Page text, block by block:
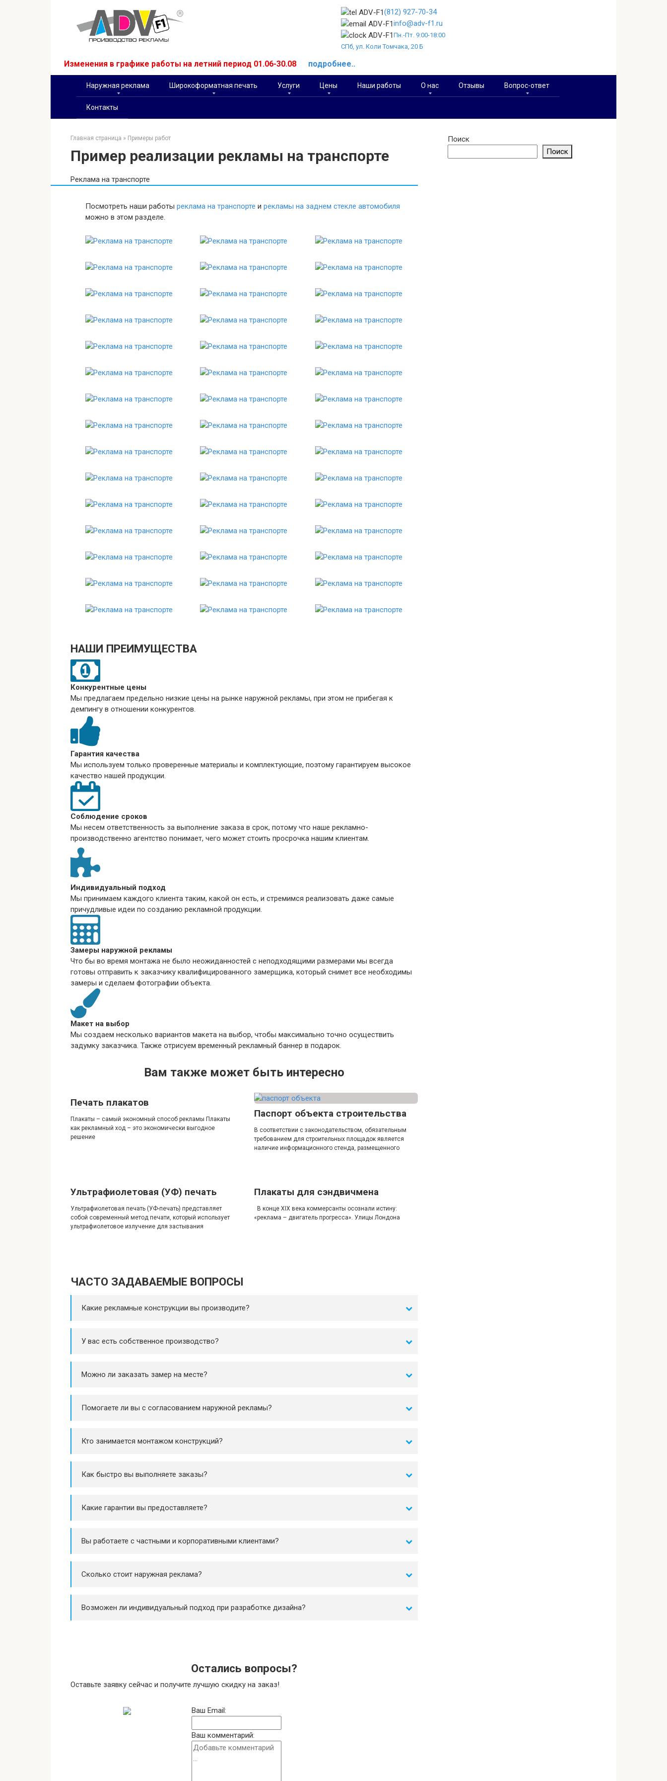
(812) 927-70-34
info@adv-f1.ru
Пн.-Пт. 9:00-18:00
СПб, ул. Коли Томчака, 20 Б
Изменения в графике работы на летний период 01.06-30.08 подробнее..
Наружная реклама Широкоформатная печать Услуги Цены Наши работы О нас Отзывы Вопрос-ответ
Контакты
Главная страница » Примеры работ
Пример реализации рекламы на транспорте
Реклама на транспорте
Посмотреть наши работы реклама на транспорте и рекламы на заднем стекле автомобиля
можно в этом разделе.
НАШИ ПРЕИМУЩЕСТВА
Конкурентные цены
Мы предлагаем предельно низкие цены на рынке наружной рекламы, при этом не прибегая к
демпингу в отношении конкурентов.
Гарантия качества
Мы используем только проверенные материалы и комплектующие, поэтому гарантируем высокое
качество нашей продукции.
Соблюдение сроков
Мы несем ответственность за выполнение заказа в срок, потому что наше рекламно-
производственно агентство понимает, чего может стоить просрочка нашим клиентам.
Индивидуальный подход
Мы принимаем каждого клиента таким, какой он есть, и стремимся реализовать даже самые
причудливые идеи по созданию рекламной продукции.
Замеры наружной рекламы
Что бы во время монтажа не было неожиданностей с неподходящими размерами мы всегда
готовы отправить к заказчику квалифицированного замерщика, который снимет все необходимы
замеры и сделаем фотографии объекта.
Макет на выбор
Мы создаем несколько вариантов макета на выбор, чтобы максимально точно осуществить
задумку заказчика. Также отрисуем временный рекламный баннер в подарок.
Вам также может быть интересно
Печать плакатов
Плакаты – самый экономный способ рекламы Плакаты
как рекламный ход – это экономически выгодное
решение
Паспорт объекта строительства
В соответствии с законодательством, обязательным
требованием для строительных площадок является
наличие информационного стенда, размещенного
Ультрафиолетовая (УФ) печать
Ультрафиолетовая печать (УФ-печать) представляет
собой современный метод печати, который использует
ультрафиолетовое излучение для застывания
Плакаты для сэндвичмена
В конце XIX века коммерсанты осознали истину:
«реклама – двигатель прогресса». Улицы Лондона
ЧАСТО ЗАДАВАЕМЫЕ ВОПРОСЫ
Какие рекламные конструкции вы производите?
У вас есть собственное производство?
Можно ли заказать замер на месте?
Помогаете ли вы с согласованием наружной рекламы?
Кто занимается монтажом конструкций?
Как быстро вы выполняете заказы?
Какие гарантии вы предоставляете?
Вы работаете с частными и корпоративными клиентами?
Сколько стоит наружная реклама?
Возможен ли индивидуальный подход при разработке дизайна?
Остались вопросы?
Оставьте заявку сейчас и получите лучшую скидку на заказ!
Ваш Email:
Ваш комментарий:
Поиск
Поиск